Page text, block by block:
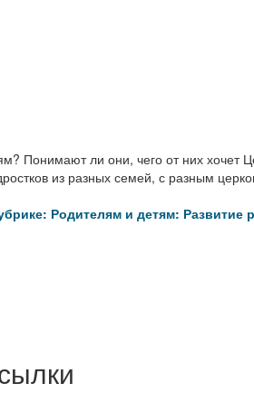
Понимают ли они, чего от них хочет
из разных семей, с разным
Родителям и детям: Развитие